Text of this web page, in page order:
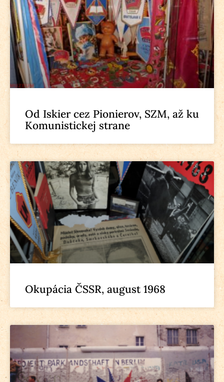
Od Iskier cez Pionierov, SZM, až ku
Komunistickej strane
Okupácia ČSSR, august 1968